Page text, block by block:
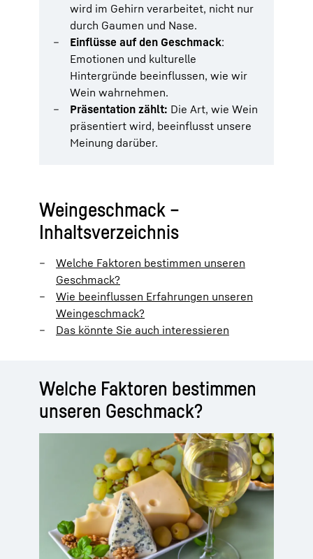
wird im Gehirn verarbeitet, nicht nur
durch Gaumen und Nase.
Einflüsse auf den Geschmack:
Emotionen und kulturelle
Hintergründe beeinflussen, wie wir
Wein wahrnehmen.
Präsentation zählt: Die Art, wie Wein
präsentiert wird, beeinflusst unsere
Meinung darüber.
Weingeschmack –
Inhaltsverzeichnis
Welche Faktoren bestimmen unseren
Geschmack?
Wie beeinflussen Erfahrungen unseren
Weingeschmack?
Das könnte Sie auch interessieren
Welche Faktoren bestimmen
unseren Geschmack?